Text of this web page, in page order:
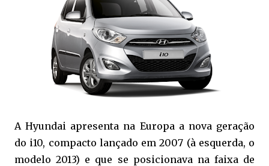
A Hyundai apresenta na Europa a nova geração
do i10, compacto lançado em 2007 (à esquerda, o
modelo 2013) e que se posicionava na faixa de